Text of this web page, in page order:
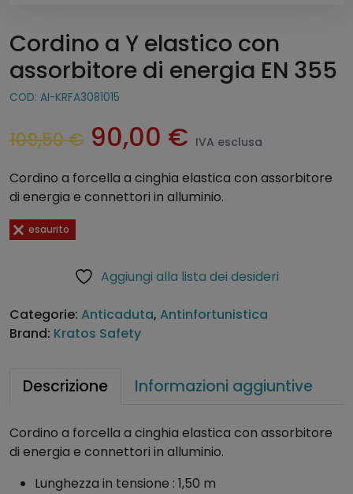
Cordino a Y elastico con
assorbitore di energia EN 355
COD: AI-KRFA3081015
109,50€ I
l
p
e
z
o
o
r
90,00 €
l
p
e
z
o
a
t
IVA esclusa
Cordino a forcella a cinghia elastica con assorbitore
di energia e connettori in alluminio.
esaurito
Aggiungi alla lista dei desideri
Categorie: Anticaduta, Antinfortunistica
Brand: Kratos Safety
Descrizione Informazioni aggiuntive
Cordino a forcella a cinghia elastica con assorbitore
di energia e connettori in alluminio.
Lunghezza in tensione : 1,50 m